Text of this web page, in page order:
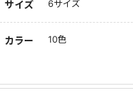
サイズ 6サイズ
カラー 10色